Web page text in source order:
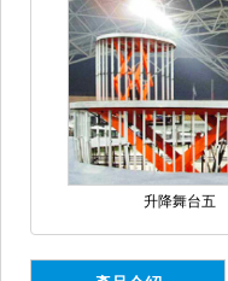
升降舞台五